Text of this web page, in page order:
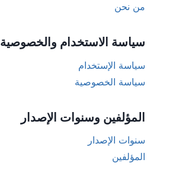
من نحن
سياسة الاستخدام والخصوصية
سياسة الإستخدام
سياسة الخصوصية
المؤلفين وسنوات الإصدار
سنوات الإصدار
المؤلفين